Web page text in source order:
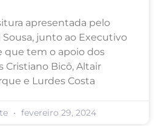
apresentada pelo
junto ao Executivo
que tem o apoio dos
Cristiano Bicô, Altair
e Lurdes Costa
fevereiro 29, 2024